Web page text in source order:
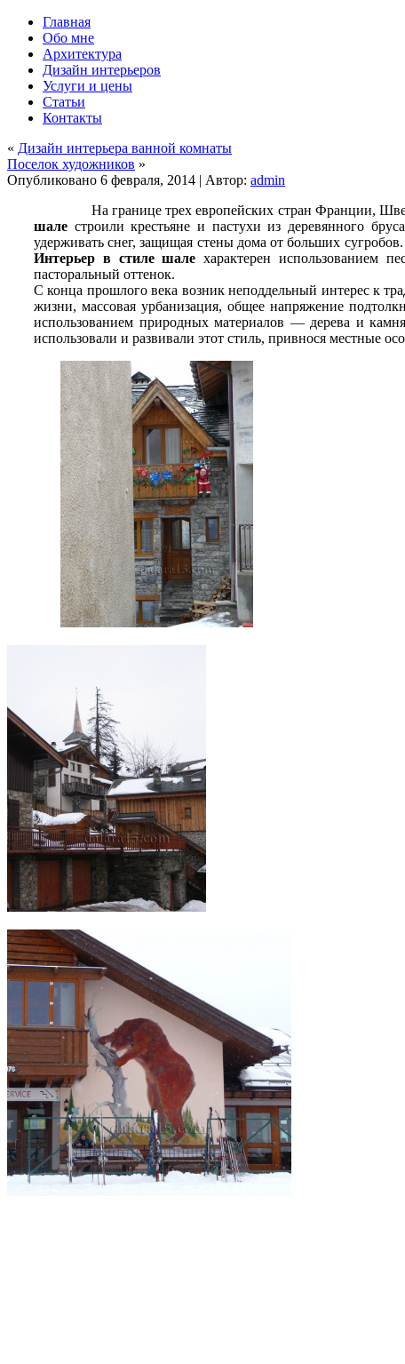
Главная
Обо мне
Архитектура
Дизайн интерьеров
Услуги и цены
Статьи
Контакты
« Дизайн интерьера ванной комнаты
Поселок художников »
Опубликовано 6 февраля, 2014 | Автор: admin
На границе трех европейских стран Франции,
шале строили крестьяне и пастухи из деревянного
удерживать снег, защищая стены дома от больших
Интерьер в стиле шале характерен использованием
пасторальный оттенок.
С конца прошлого века возник неподдельный интерес к
жизни, массовая урбанизация, общее напряжение
использованием природных материалов — дерева и
использовали и развивали этот стиль, привнося местные